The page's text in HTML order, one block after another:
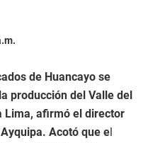
de Huancayo se
producción del Valle del
Lima, afirmó el director
Acotó que e